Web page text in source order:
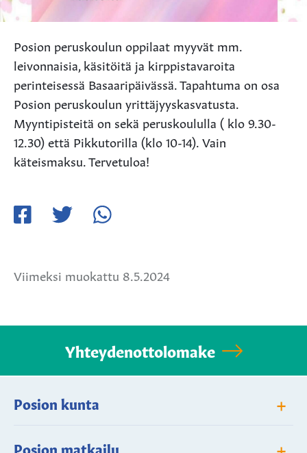
Posion peruskoulun oppilaat myyvät mm.
leivonnaisia, käsitöitä ja kirppistavaroita
perinteisessä Basaaripäivässä. Tapahtuma on osa
Posion peruskoulun yrittäjyyskasvatusta.
Myyntipisteitä on sekä peruskoululla ( klo 9.30-
12.30) että Pikkutorilla (klo 10-14). Vain
käteismaksu. Tervetuloa!
Viimeksi muokattu 8.5.2024
Yhteydenottolomake
Posion kunta +
Posion matkailu